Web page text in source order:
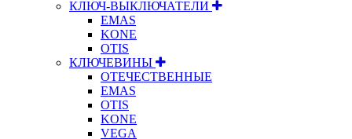
КЛЮЧ-ВЫКЛЮЧАТЕЛИ
EMAS
KONE
OTIS
КЛЮЧЕВИНЫ
ОТЕЧЕСТВЕННЫЕ
EMAS
OTIS
KONE
VEGA